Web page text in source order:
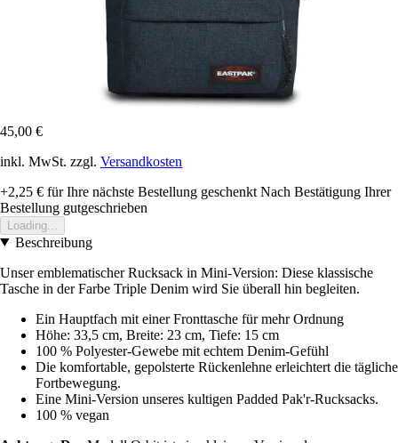
45,00 €
inkl. MwSt. zzgl. Versandkosten
+2,25 € für Ihre nächste Bestellung geschenkt Nach Bestätigung Ihrer
Bestellung gutgeschrieben
Loading...
Beschreibung
Unser emblematischer Rucksack in Mini-Version: Diese klassische
Tasche in der Farbe Triple Denim wird Sie überall hin begleiten.
Ein Hauptfach mit einer Fronttasche für mehr Ordnung
Höhe: 33,5 cm, Breite: 23 cm, Tiefe: 15 cm
100 % Polyester-Gewebe mit echtem Denim-Gefühl
Die komfortable, gepolsterte Rückenlehne erleichtert die tägliche
Fortbewegung.
Eine Mini-Version unseres kultigen Padded Pak'r-Rucksacks.
100 % vegan